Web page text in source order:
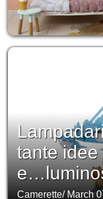
tante
Camerette/ March